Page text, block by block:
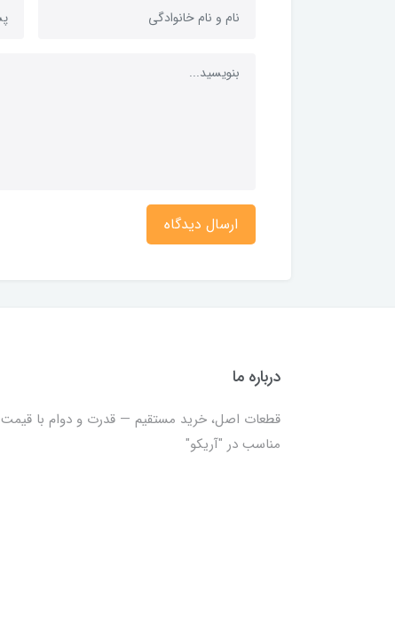
ارسال دیدگاه
درباره ما
قطعات اصل، خرید مستقیم — قدرت و دوام با قیمت
مناسب در "آریکو"